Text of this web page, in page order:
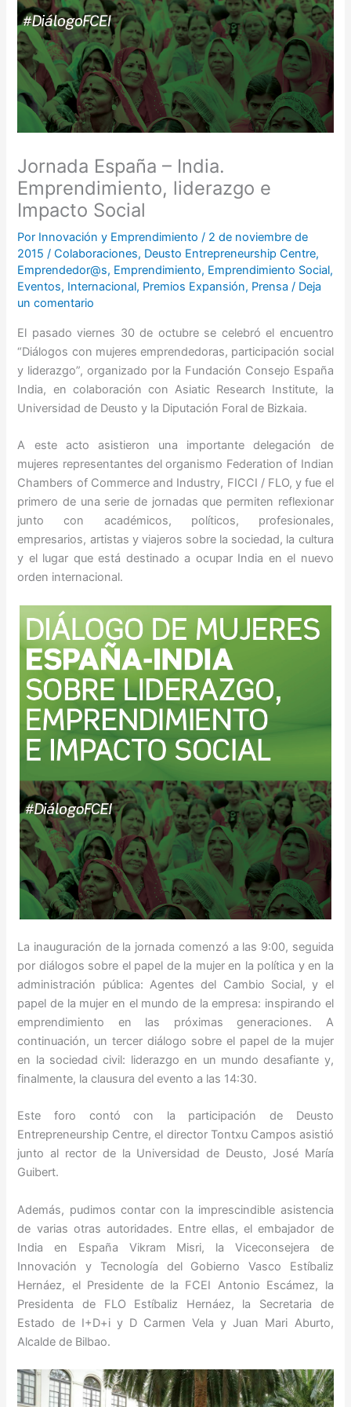
Jornada España – India.
Emprendimiento, liderazgo e
Impacto Social
Por Innovación y Emprendimiento/ 2 de noviembre de
2015/Colaboraciones, Deusto Entrepreneurship Centre,
Emprendedor@s, Emprendimiento, Emprendimiento Social,
Eventos, Internacional, Premios Expansión, Prensa / Deja
un comentario
El pasado viernes 30 de octubre se celebró el encuentro
“Diálogos con mujeres emprendedoras, participación social
y liderazgo”, organizado por la Fundación Consejo España
India, en colaboración con Asiatic Research Institute, la
Universidad de Deusto y la Diputación Foral de Bizkaia.
A este acto asistieron una importante delegación de
mujeres representantes del organismo Federation of Indian
Chambers of Commerce and Industry, FICCI / FLO, y fue el
primero de una serie de jornadas que permiten reflexionar
junto con académicos, políticos, profesionales,
empresarios, artistas y viajeros sobre la sociedad, la cultura
y el lugar que está destinado a ocupar India en el nuevo
orden internacional.
La inauguración de la jornada comenzó a las 9:00, seguida
por diálogos sobre el papel de la mujer en la política y en la
administración pública: Agentes del Cambio Social, y el
papel de la mujer en el mundo de la empresa: inspirando el
emprendimiento en las próximas generaciones. A
continuación, un tercer diálogo sobre el papel de la mujer
en la sociedad civil: liderazgo en un mundo desafiante y,
finalmente, la clausura del evento a las 14:30.
Este foro contó con la participación de Deusto
Entrepreneurship Centre, el director Tontxu Campos asistió
junto al rector de la Universidad de Deusto, José María
Guibert.
Además, pudimos contar con la imprescindible asistencia
de varias otras autoridades. Entre ellas, el embajador de
India en España Vikram Misri, la Viceconsejera de
Innovación y Tecnología del Gobierno Vasco Estíbaliz
Hernáez, el Presidente de la FCEI Antonio Escámez, la
Presidenta de FLO Estíbaliz Hernáez, la Secretaria de
Estado de I+D+i y D Carmen Vela y Juan Mari Aburto,
Alcalde de Bilbao.